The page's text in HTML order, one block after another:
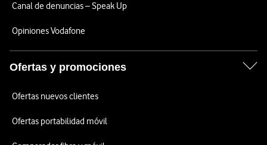
Canal de denuncias – Speak Up
Opiniones Vodafone
Ofertas y promociones
Ofertas nuevos clientes
Ofertas portabilidad móvil